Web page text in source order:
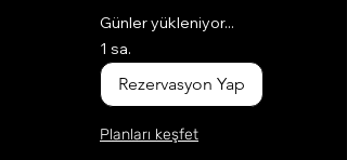
Günler yükleniyor...
1 sa.
Rezervasyon Yap
Planları keşfet